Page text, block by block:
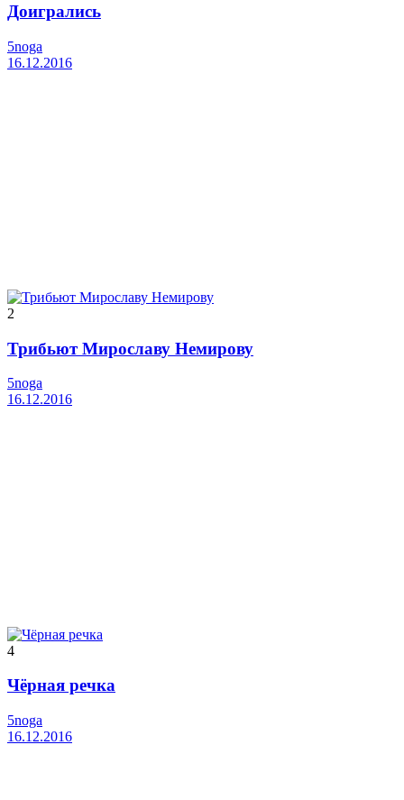
Доигрались
5noga
16.12.2016
2
Трибьют Мирославу Немирову
5noga
16.12.2016
4
Чёрная речка
5noga
16.12.2016